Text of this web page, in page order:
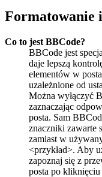
Formatowanie
Co to jest BBCode?
BBCode jest
daje lepszą
elementów w
uzależnione od
Można wyłączyć
zaznaczając
posta. Sam
znaczniki zawarte
zamiast w
<przykład>. Aby
zapoznaj się z
posta po kliknięciu